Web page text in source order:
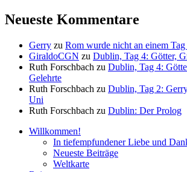
Neueste Kommentare
Gerry zu Rom wurde nicht an einem Tag
GiraldoCGN zu Dublin, Tag 4: Götter,
Ruth Forschbach zu Dublin, Tag 4:
Gelehrte
Ruth Forschbach zu Dublin, Tag 2:
Uni
Ruth Forschbach zu Dublin: Der Prolog
Willkommen!
In tiefempfundener Liebe und
Neueste Beiträge
Weltkarte